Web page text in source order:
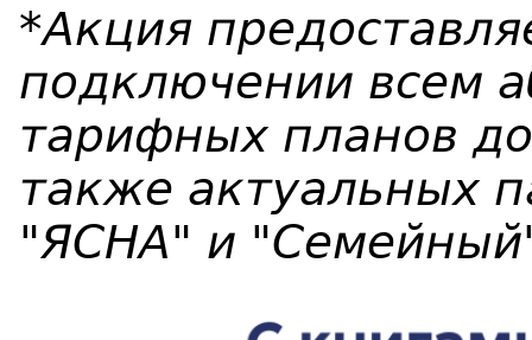
*Акция
подключении всем
тарифных планов
также актуальных
"ЯСНА" и